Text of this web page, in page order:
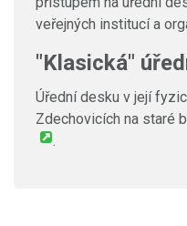
veřejných institucí a
"Klasická"
Úřední desku v její
Zdechovicích na staré
.